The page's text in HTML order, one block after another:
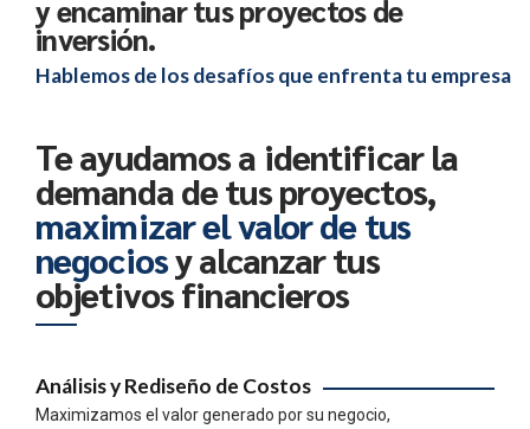
9
0
6
7
8
9
0
0
9
0
y encaminar tus proyectos de
inversión.
Hablemos de los desafíos que enfrenta tu empresa
Te ayudamos a identificar la
demanda de tus proyectos,
maximizar el valor de tus
negociosy alcanzar tus
objetivos financieros
Análisis y Rediseño de Costos
Maximizamos el valor generado por su negocio,